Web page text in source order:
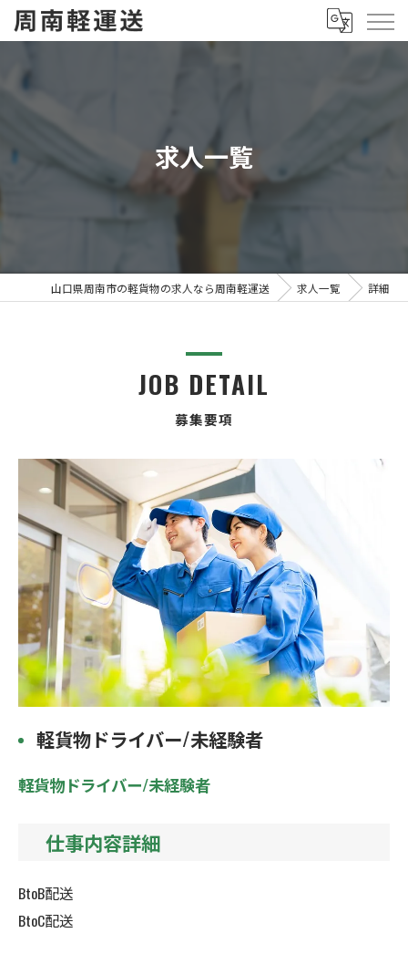
求人一覧
山口県周南市の軽貨物の求人なら周南軽運送 求人一覧 詳細
募集要項
JOB DETAIL
軽貨物ドライバー/未経験者
軽貨物ドライバー/未経験者
仕事内容詳細
BtoB配送
BtoC配送